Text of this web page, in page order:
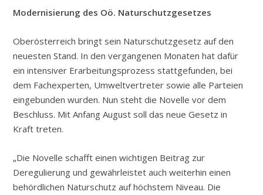
Modernisierung des Oö. Naturschutzgesetzes
Oberösterreich bringt sein Naturschutzgesetz auf den
neuesten Stand. In den vergangenen Monaten hat dafür
ein intensiver Erarbeitungsprozess stattgefunden, bei
dem Fachexperten, Umweltvertreter sowie alle Parteien
eingebunden wurden. Nun steht die Novelle vor dem
Beschluss. Mit Anfang August soll das neue Gesetz in
Kraft treten.
„Die Novelle schafft einen wichtigen Beitrag zur
Deregulierung und gewährleistet auch weiterhin einen
behördlichen Naturschutz auf höchstem Niveau. Die